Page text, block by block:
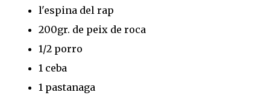
l'espina del rap
200gr. de peix de roca
1/2 porro
1 ceba
1 pastanaga